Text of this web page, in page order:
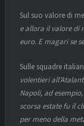
Sul suo valore di
e allora il valore di
euro. E magari se
Sulle squadre
volentieri
Napoli, ad
scorsa estate fu il
per meno della